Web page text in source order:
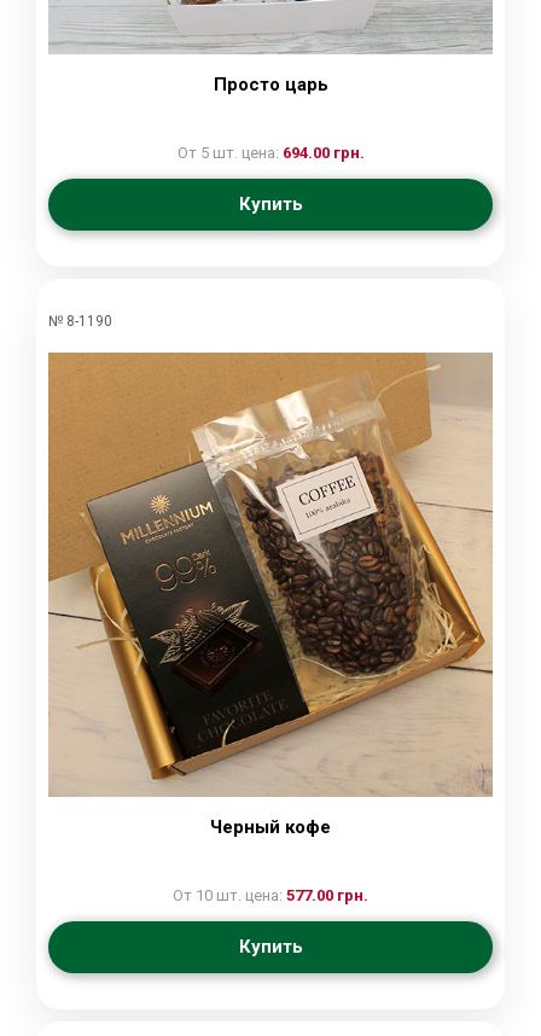
Просто царь
От 5 шт. цена: 694.00 грн.
Купить
№ 8-1190
Черный кофе
От 10 шт. цена: 577.00 грн.
Купить